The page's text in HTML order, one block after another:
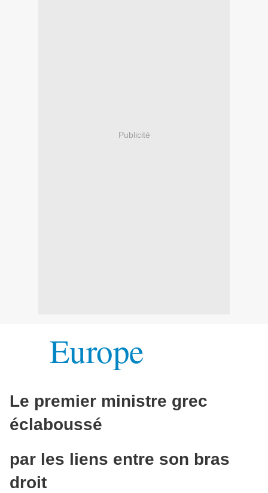
Publicité
Europe
Le premier ministre grec
éclaboussé
par les liens entre son bras
droit